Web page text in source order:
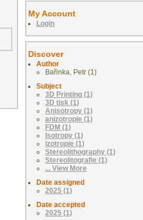
My Account
Login
Discover
Author
Bařinka, Petr (1)
Subject
3D Printing (1)
3D tisk (1)
Anisotropy (1)
anizotropie (1)
FDM (1)
Isotropy (1)
izotropie (1)
Stereolithography (1)
Stereolitografie (1)
... View More
Date assigned
2025 (1)
Date accepted
2025 (1)